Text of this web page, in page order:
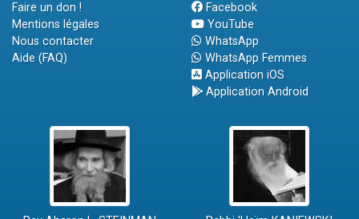
Faire un don !
Mentions légales
Nous contacter
Aide (FAQ)
Facebook
YouTube
WhatsApp
WhatsApp Femmes
Application iOS
Application Android